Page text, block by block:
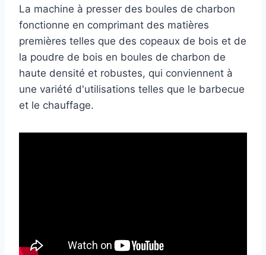
La machine à presser des boules de charbon
fonctionne en comprimant des matières
premières telles que des copeaux de bois et de
la poudre de bois en boules de charbon de
haute densité et robustes, qui conviennent à
une variété d'utilisations telles que le barbecue
et le chauffage.